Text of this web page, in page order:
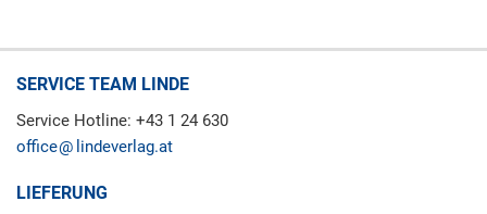
SERVICE TEAM LINDE
Service Hotline: +43 1 24 630
office
lindeverlag.at
LIEFERUNG